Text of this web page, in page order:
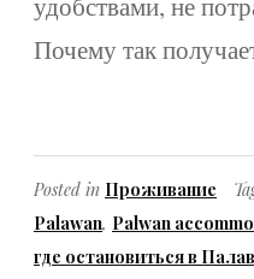
Почему так
Posted in Проживание
Palawan, Palwan
где остановиться в